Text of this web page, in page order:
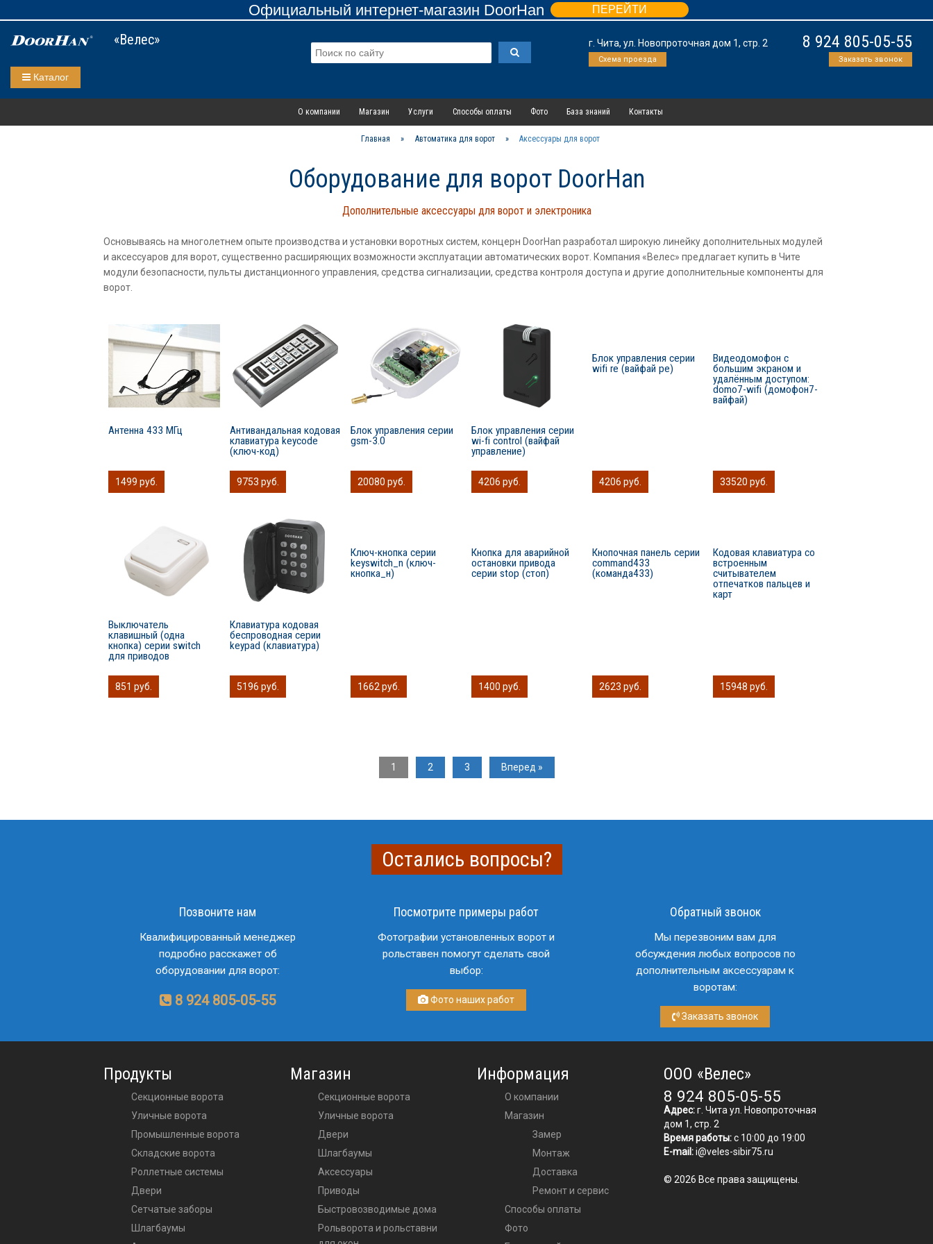
Официальный интернет-магазин DoorHan ПЕРЕЙТИ
«Велес» 8 924 805-05-55
Заказать звонок
г. Чита, ул. Новопроточная дом 1, стр. 2
Схема проезда
Каталог
О компании Магазин Услуги Способы оплаты Фото База знаний Контакты
Главная » Автоматика для ворот » Аксессуары для ворот
Оборудование для ворот DoorHan
Дополнительные аксессуары для ворот и электроника
Основываясь на многолетнем опыте производства и установки воротных систем, концерн DoorHan разработал широкую линейку дополнительных модулей
и аксессуаров для ворот, существенно расширяющих возможности эксплуатации автоматических ворот. Компания «Велес» предлагает купить в Чите
модули безопасности, пульты дистанционного управления, средства сигнализации, средства контроля доступа и другие дополнительные компоненты для
ворот.
Антенна 433 МГц
1499 руб.
Антивандальная кодовая
клавиатура keycode
(ключ-код)
9753 руб.
Блок управления серии
gsm-3.0
20080 руб.
Блок управления серии
wi-fi control (вайфай
управление)
4206 руб.
Блок управления серии
wifi re (вайфай ре)
4206 руб.
Видеодомофон с
большим экраном и
удалённым доступом:
domo7-wifi (домофон7-
вайфай)
33520 руб.
Выключатель
клавишный (одна
кнопка) серии switch
для приводов
851 руб.
Клавиатура кодовая
беспроводная серии
keypad (клавиатура)
5196 руб.
Ключ-кнопка серии
keyswitch_n (ключ-
кнопка_н)
1662 руб.
Кнопка для аварийной
остановки привода
серии stop (стоп)
1400 руб.
Кнопочная панель серии
сommand433
(команда433)
2623 руб.
Кодовая клавиатура со
встроенным
считывателем
отпечатков пальцев и
карт
15948 руб.
1 2 3 Вперед »
Остались вопросы?
Позвоните нам
Квалифицированный менеджер
подробно расскажет об
оборудовании для ворот:
8 924 805-05-55
Посмотрите примеры работ
Фотографии установленных ворот и
рольставен помогут сделать свой
выбор:
Фото наших работ
Обратный звонок
Мы перезвоним вам для
обсуждения любых вопросов по
дополнительным аксессуарам к
воротам:
Заказать звонок
Продукты
Секционные ворота
Уличные ворота
Промышленные ворота
Складские ворота
Роллетные системы
Двери
Сетчатые заборы
Шлагбаумы
Магазин
Секционные ворота
Уличные ворота
двери
шлагбаумы
аксессуары
приводы
Быстровозводимые дома
Рольворота и рольставни
Информация
О компании
Магазин
Замер
Монтаж
Доставка
Ремонт и сервис
Способы оплаты
Фото
ООО «Велес»
8 924 805-05-55
Адрес:г. Чита ул. Новопроточная
дом 1, стр. 2
Время работы:с 10:00 до 19:00
E-mail: i@veles-sibir75.ru
© 2026 Все права защищены.